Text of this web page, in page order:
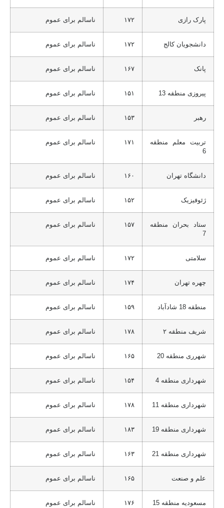
پارک رازی ۱۷۲ ناسالم برای عموم
دانشجویان کالج ۱۷۲ ناسالم برای عموم
پانک ۱۶۷ ناسالم برای عموم
پیروزی منطقه 13 ۱۵۱ ناسالم برای عموم
رهبر ۱۵۳ ناسالم برای عموم
تربیت معلم منطقه
6
۱۷۱ ناسالم برای عموم
دانشگاه تهران ۱۶۰ ناسالم برای عموم
ژئوفیزیک ۱۵۲ ناسالم برای عموم
ستاد بحران منطقه
7
۱۵۷ ناسالم برای عموم
سلامتی ۱۷۲ ناسالم برای عموم
چهره تهران ۱۷۴ ناسالم برای عموم
منطقه 18 شادآباد ۱۵۹ ناسالم برای عموم
شریف منطقه ۲ ۱۷۸ ناسالم برای عموم
شهرری منطقه 20 ۱۶۵ ناسالم برای عموم
شهرداری منطقه 4 ۱۵۴ ناسالم برای عموم
شهرداری منطقه 11 ۱۷۸ ناسالم برای عموم
شهرداری منطقه 19 ۱۸۳ ناسالم برای عموم
شهرداری منطقه 21 ۱۶۳ ناسالم برای عموم
علم و صنعت ۱۶۵ ناسالم برای عموم
مسعودیه منطقه 15 ۱۷۶ ناسالم برای عموم